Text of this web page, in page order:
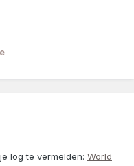
log te vermelden: World